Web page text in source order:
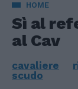
HOME
Sì al
al Cav
cavaliere
scudo